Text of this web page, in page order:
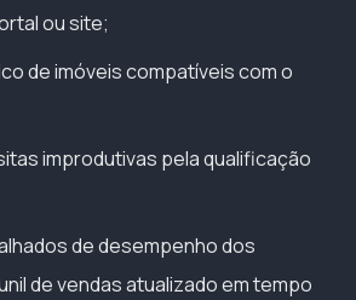
ou site;
de imóveis compatíveis com o
improdutivas pela qualificação
de desempenho dos
de vendas atualizado em tempo